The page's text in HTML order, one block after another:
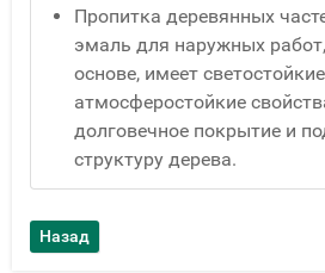
Пропитка деревянных
эмаль для наружных
основе, имеет
атмосферостойкие
долговечное покрытие и
структуру дерева.